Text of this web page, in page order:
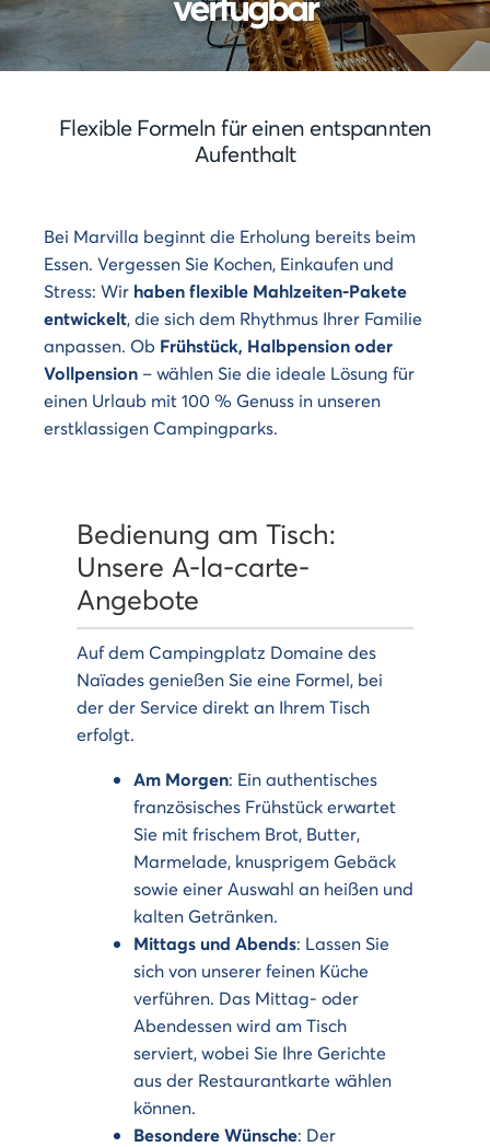
Animationen
Unsere
Unsere
Unsere
Werte
in
mehreren
Zahlungsmethoden
Flexible Formeln für einen entspannten
Aufenthalt
Bei Marvilla beginnt die Erholung bereits beim
Essen. Vergessen Sie Kochen, Einkaufen und
Stress: Wir haben flexible Mahlzeiten-Pakete
entwickelt, die sich dem Rhythmus Ihrer Familie
anpassen. Ob Frühstück, Halbpension oder
Vollpension– wählen Sie die ideale Lösung für
einen Urlaub mit 100 % Genuss in unseren
erstklassigen Campingparks.
Bedienung am Tisch:
Unsere A-la-carte-
Angebote
Auf dem Campingplatz Domaine des
Naïades genießen Sie eine Formel, bei
der der Service direkt an Ihrem Tisch
erfolgt.
Am Morgen: Ein authentisches
französisches Frühstück erwartet
Sie mit frischem Brot, Butter,
Marmelade, knusprigem Gebäck
sowie einer Auswahl an heißen und
kalten Getränken.
Mittags und Abends: Lassen Sie
sich von unserer feinen Küche
verführen. Das Mittag- oder
Abendessen wird am Tisch
serviert, wobei Sie Ihre Gerichte
aus der Restaurantkarte wählen
können.
Besondere Wünsche: Der